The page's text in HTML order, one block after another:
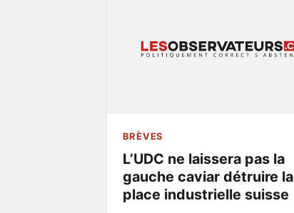
BRÈVES
L’UDC ne laissera pas la
gauche caviar détruire la
place industrielle suisse